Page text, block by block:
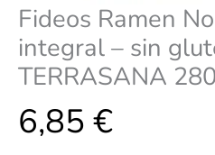
Fideos Ramen
integral – sin
TERRASANA
6,85 €